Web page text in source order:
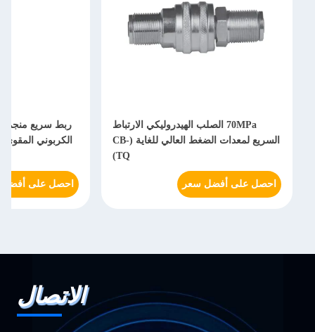
70MPa الصلب الهيدروليكي الارتباط
السريع لمعدات الضغط العالي للغاية (CB-
TQ)
احصل على أفضل سعر احصل على
الاتصال